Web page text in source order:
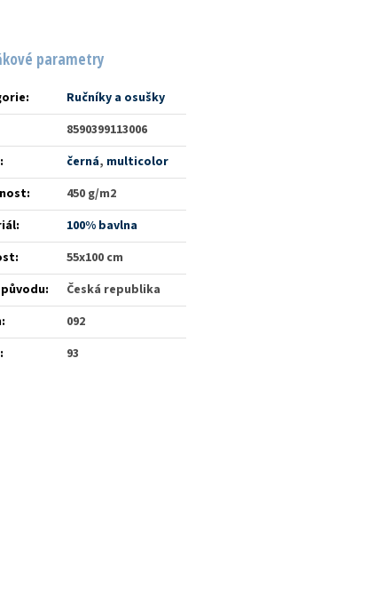
parametry
:
Ručníky a osušky
8590399113006
: černá, multicolor
:
450 g/m2
:
100% bavlna
:
55x100 cm
:
Česká republika
:
092
: 93